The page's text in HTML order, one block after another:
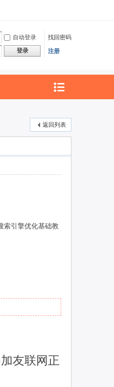
自动登录
找回密码
登录 注册
返回列表
索引擎优化基础教
友联网正